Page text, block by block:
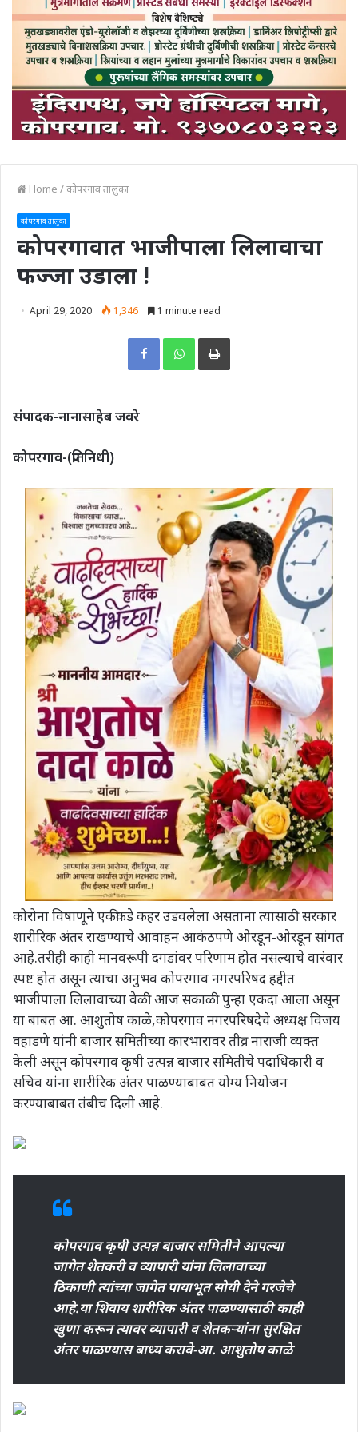
Home /कोपरगाव तालुका
कोपरगाव तालुका
कोपरगावात भाजीपाला लिलावाचा
फज्जा उडाला !
April 29, 2020 1,346 1 minute read
Print
संपादक-नानासाहेब जवरे
कोपरगाव-(प्रतिनिधी)
कोरोना विषाणूने एकीकडे कहर उडवलेला असताना त्यासाठी सरकार
शारीरिक अंतर राखण्याचे आवाहन आकंठपणे ओरडून-ओरडून सांगत
आहे.तरीही काही मानवरूपी दगडांवर परिणाम होत नसल्याचे वारंवार
स्पष्ट होत असून त्याचा अनुभव कोपरगाव नगरपरिषद हद्दीत
भाजीपाला लिलावाच्या वेळी आज सकाळी पुन्हा एकदा आला असून
या बाबत आ. आशुतोष काळे,कोपरगाव नगरपरिषदेचे अध्यक्ष विजय
वहाडणे यांनी बाजार समितीच्या कारभारावर तीव्र नाराजी व्यक्त
केली असून कोपरगाव कृषी उत्पन्न बाजार समितीचे पदाधिकारी व
सचिव यांना शारीरिक अंतर पाळण्याबाबत योग्य नियोजन
करण्याबाबत तंबीच दिली आहे.
कोपरगाव कृषी उत्पन्न बाजार समितीने आपल्या
जागेत शेतकरी व व्यापारी यांना लिलावाच्या
ठिकाणी त्यांच्या जागेत पायाभूत सोयी देने गरजेचे
आहे.या शिवाय शारीरिक अंतर पाळण्यासाठी काही
खुणा करून त्यावर व्यापारी व शेतकऱ्यांना सुरक्षित
अंतर पाळण्यास बाध्य करावे-आ. आशुतोष काळे